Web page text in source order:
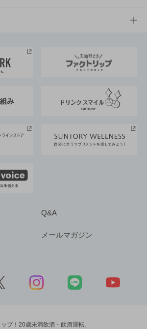
ーズ大阪
TOP
えるサステナビリティ経営
Q&A
メールマガジン
プ！20歳未満飲酒・飲酒運転。